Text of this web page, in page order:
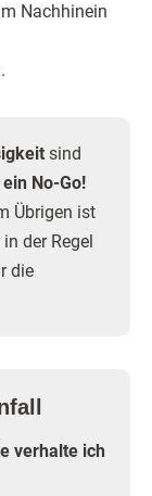
Nachhinein
sind
ein No-Go!
Übrigen ist
der Regel
die
verhalte ich